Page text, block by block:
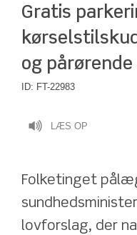
Gratis
og
ID: FT-22983
LÆS OP
Folketinget
lovforslag, der